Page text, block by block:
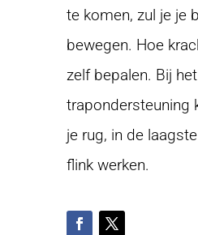
te komen, zul je je
bewegen. Hoe
zelf bepalen. Bij
trapondersteuning
je rug, in de
flink werken.